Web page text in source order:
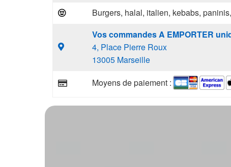
Burgers, halal, italien, kebabs,
Vos commandes A EMPORTER
4, Place Pierre Roux
13005 Marseille
Moyens de paiement :